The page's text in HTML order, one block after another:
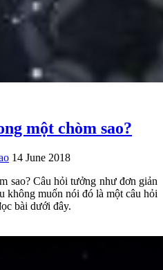
một chòm sao?
14 June 2018
sao? Câu hỏi tưởng như đơn giản
không muốn nói đó là một câu hỏi
bài dưới đây.